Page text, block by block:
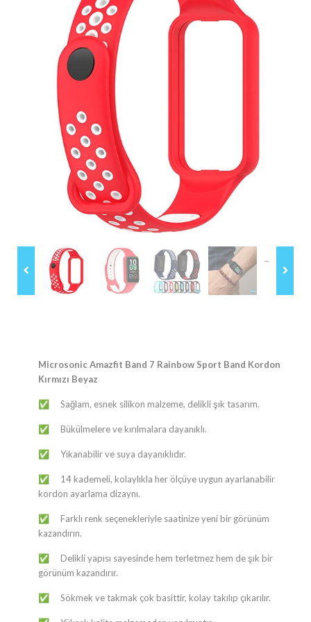
Microsonic Amazfit Band 7 Rainbow Sport Band Kordon
Kırmızı Beyaz
✅ Sağlam, esnek silikon malzeme, delikli şık tasarım.
✅ Bükülmelere ve kırılmalara dayanıklı.
✅ Yıkanabilir ve suya dayanıklıdır.
✅ 14 kademeli, kolaylıkla her ölçüye uygun ayarlanabilir
kordon ayarlama dizaynı.
✅ Farklı renk seçenekleriyle saatinize yeni bir görünüm
kazandırın.
✅ Delikli yapısı sayesinde hem terletmez hem de şık bir
görünüm kazandırır.
✅ Sökmek ve takmak çok basittir, kolay takılıp çıkarılır.